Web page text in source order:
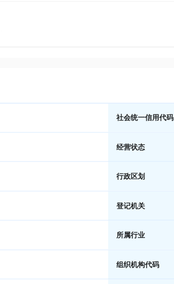
社会统一信用代码
经营状态
行政区划
登记机关
所属行业
组织机构代码